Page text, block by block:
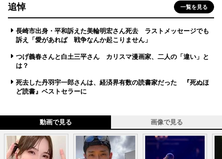
追悼 一覧を見る
長崎市出身・平和訴えた美輪明宏さん死去 ラストメッセージでも
訴え「愛があれば 戦争なんか起こりません」
つげ義春さんと白土三平さん カリスマ漫画家、二人の「違い」と
は？
死去した丹羽宇一郎さんは、経済界有数の読書家だった 『死ぬほ
ど読書』ベストセラーに
動画で見る 画像で見る